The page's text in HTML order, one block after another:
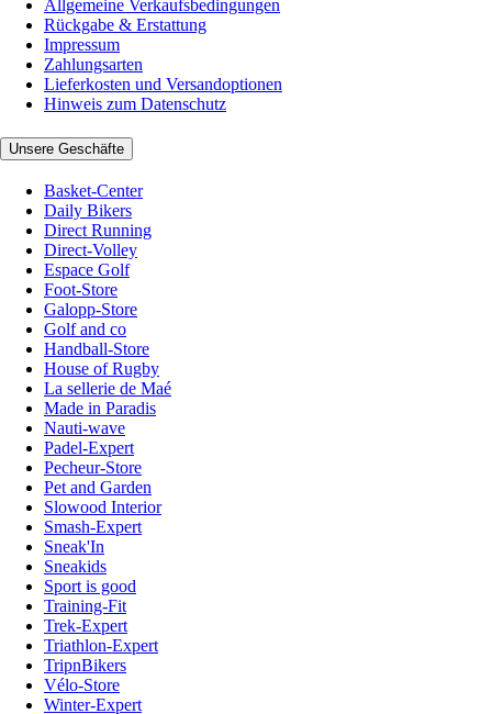
Allgemeine Verkaufsbedingungen
Rückgabe & Erstattung
Impressum
Zahlungsarten
Lieferkosten und Versandoptionen
Hinweis zum Datenschutz
Unsere Geschäfte
Basket-Center
Daily Bikers
Direct Running
Direct-Volley
Espace Golf
Foot-Store
Galopp-Store
Golf and co
Handball-Store
House of Rugby
La sellerie de Maé
Made in Paradis
Nauti-wave
Padel-Expert
Pecheur-Store
Pet and Garden
Slowood Interior
Smash-Expert
Sneak'In
Sneakids
Sport is good
Training-Fit
Trek-Expert
Triathlon-Expert
TripnBikers
Vélo-Store
Winter-Expert